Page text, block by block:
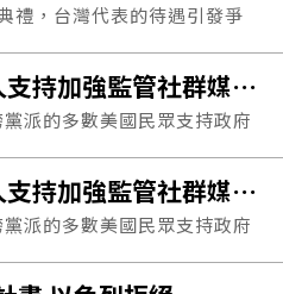
禮，台灣代表的待遇引發爭
少日本網友對長崎市的處理方
路透民調：6成美國人支持加強監管社群媒體公司
派的多數美國民眾支持政府
立更多規範，包括要求建立年
路透民調：6成美國人支持加強監管社群媒體公司
派的多數美國民眾支持政府
立更多規範，包括要求建立年